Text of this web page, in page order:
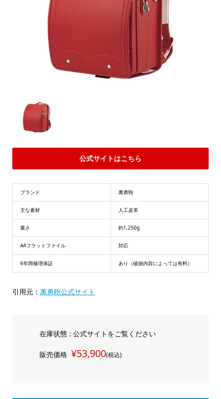
公式サイトはこちら
ブランド 萬勇鞄
主な素材 人工皮革
重さ 約1,250g
A4フラットファイル 対応
6年間修理保証 あり（破損内容によっては有料）
引用元： 萬勇鞄公式サイト
在庫状態 : 公式サイトをご覧ください
販売価格 ¥53,900(税込)